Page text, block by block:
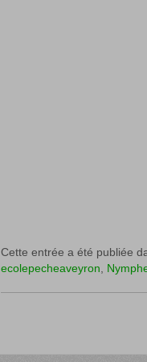
Cette entrée a été publiée
ecolepecheaveyron,